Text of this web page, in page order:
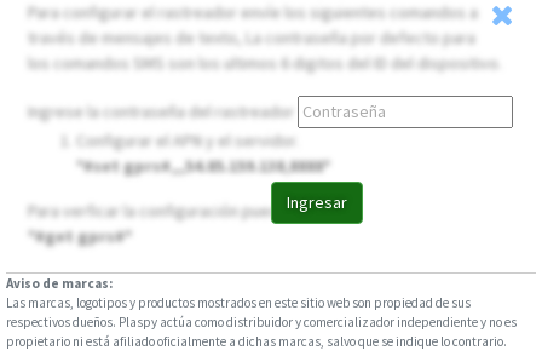
Ingresar
Para configurar el rastreador envíe los siguientes comandos a
través de mensajes de texto, La contraseña por defecto para
los comandos SMS son los ultimos 6 digitos del ID del dispositivo.
Ingrese la contraseña del rastreador
Configurar el APN y el servidor.
*#set gprs#,,,54.85.159.138,8888*
Para verficar la configuración puede usar
*#get gprs#*
Aviso de marcas:
Las marcas, logotipos y productos mostrados en este sitio web son propiedad de sus
respectivos dueños. Plaspy actúa como distribuidor y comercializador independiente y no es
propietario ni está afiliado oficialmente a dichas marcas, salvo que se indique lo contrario.